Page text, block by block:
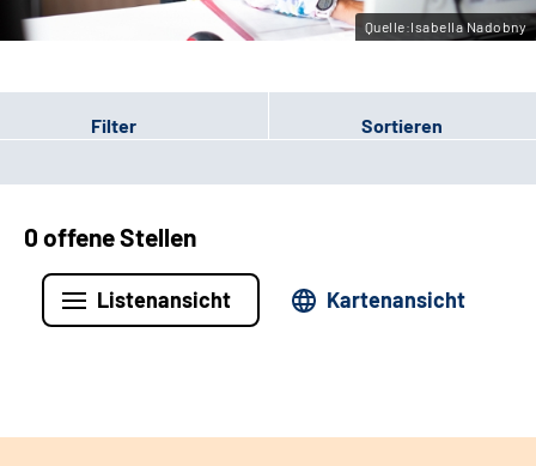
Gebärdensprache
Quelle:Isabella Nadobny
Filter Sortieren
0 offene Stellen
Listenansicht Kartenansicht